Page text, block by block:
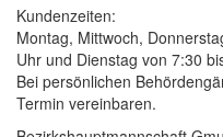
Kundenzeiten:
Montag, Mittwoch,
Uhr und Dienstag von 7:30
Bei persönlichen
Termin vereinbaren.